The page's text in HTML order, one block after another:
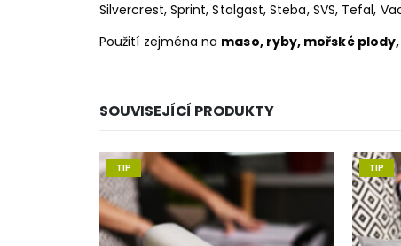
Silvercrest, Sprint, Stalgast, Steba, SVS, Tefal,
Použití zejména na maso, ryby, mořské
SOUVISEJÍCÍ PRODUKTY
TIP TIP